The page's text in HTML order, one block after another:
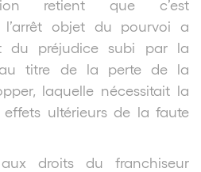
retient que c’est
l’arrêt objet du pourvoi a
du préjudice subi par la
au titre de la perte de la
laquelle nécessitait la
ultérieurs de la faute
droits du franchiseur